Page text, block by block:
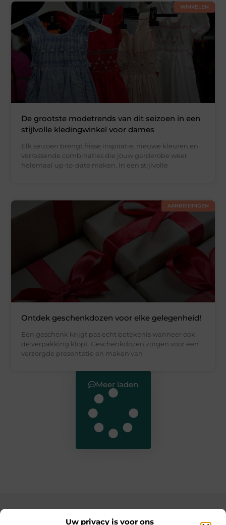
Uw privacy is voor ons
WINKELEN
De grootste modetrends van dit seizoen in een
stijlvolle kledingwinkel voor dames
Elk seizoen brengt frisse inspiratie, nieuwe kleuren en
verrassende combinaties die jouw garderobe weer
helemaal up-to-date maken. In een stijlvolle
AANBIEDINGEN
Ontdek geschenkdozen voor elke gelegenheid!
Een geschenk krijgt pas echt betekenis wanneer ook
de verpakking klopt. Geschenkdozen zorgen voor een
verzorgde presentatie en maken van
Meer laden